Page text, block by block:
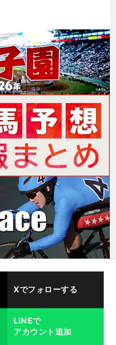
Xでフォローする
LINEで
アカウント追加